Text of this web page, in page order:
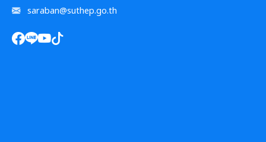
saraban@suthep.go.th